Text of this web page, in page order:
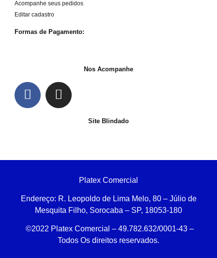
Acompanhe seus pedidos
Editar cadastro
Formas de Pagamento:
Nos Acompanhe
Site Blindado
Platex Comercial
Endereço: R. Leopoldo de Lima Melo, 80 – Júlio de
Mesquita Filho, Sorocaba – SP, 18053-180
©2022 Platex Comercial – 49.782.632/0001-43 –
Todos Os direitos reservados.